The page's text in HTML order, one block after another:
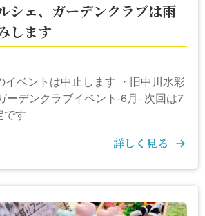
シェ、ガーデンクラブは雨
します
イベントは中止します ・旧中川水彩
ーデンクラブイベント-6月- 次回は7
です
詳しく見る